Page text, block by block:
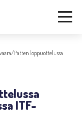
Patten loppuottelussa
ITF-